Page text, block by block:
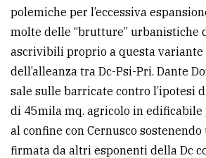
polemiche per l’eccessiva
molte delle “brutture” urbanistiche
ascrivibili proprio a questa
dell’alleanza tra Dc-Psi-Pri. Dante
sale sulle barricate contro l’ipotesi
di 45mila mq. agricolo in edificabile
al confine con Cernusco
firmata da altri esponenti della Dc